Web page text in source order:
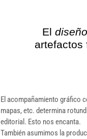
El
artefactos
El acompañamiento gráfico
mapas, etc. determina
editorial. Esto nos encanta.
También asumimos la